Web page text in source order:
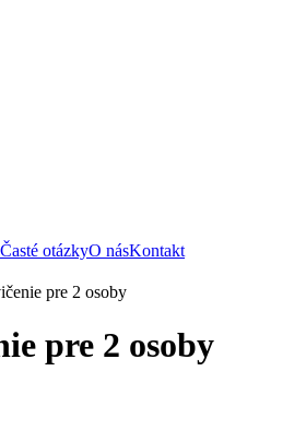
Časté otázkyO násKontakt
pre 2 osoby
pre 2 osoby